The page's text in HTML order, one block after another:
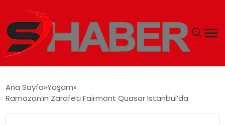
Ana Sayfa Yaşam
Ramazan’ın Zarafeti Fairmont Quasar Istanbul’da